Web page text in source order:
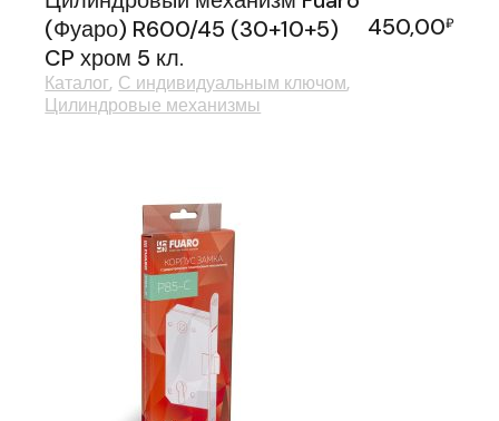
(Фуаро) R600/45 (30+10+5)
CP хром 5 кл.
450,00₽
Каталог С индивидуальным ключом
Цилиндровые механизмы